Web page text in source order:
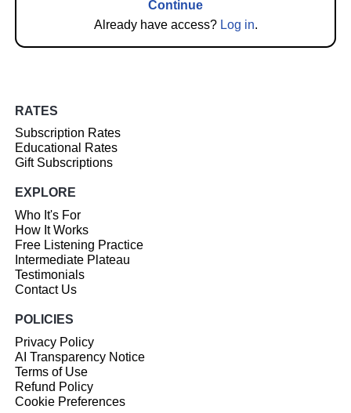
Continue
Already have access? Log in.
RATES
Subscription Rates
Educational Rates
Gift Subscriptions
EXPLORE
Who It's For
How It Works
Free Listening Practice
Intermediate Plateau
Testimonials
Contact Us
POLICIES
Privacy Policy
AI Transparency Notice
Terms of Use
Refund Policy
Cookie Preferences